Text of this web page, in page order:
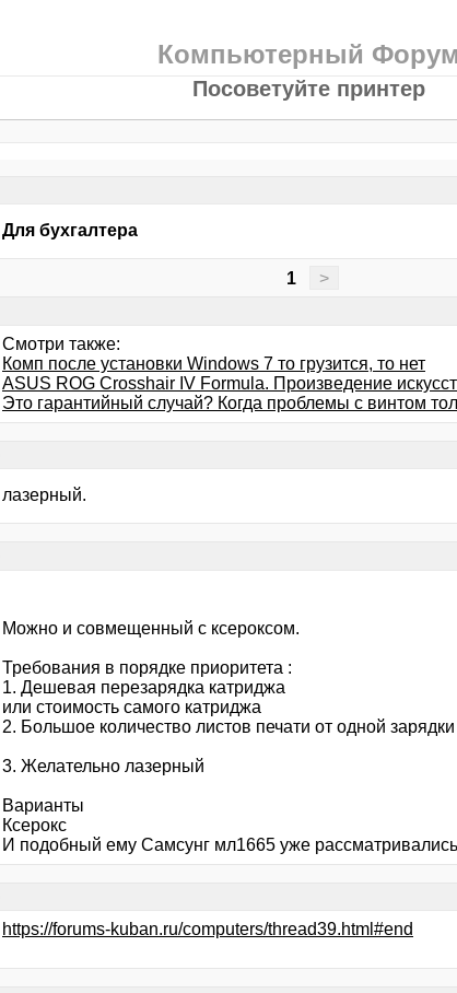
Компьютерный Форум
Посоветуйте принтер
Для бухгалтера
1 >
Смотри также:
Комп после установки Windows 7 то грузится, то нет
ASUS ROG Crosshair IV Formula. Произведение
Это гарантийный случай? Когда проблемы с винтом
лазерный.
Можно и совмещенный с ксероксом.
Требования в порядке приоритета :
1. Дешевая перезарядка катриджа
или стоимость самого катриджа
2. Большое количество листов печати от одной
3. Желательно лазерный
Варианты
Ксерокс
И подобный ему Самсунг мл1665 уже рассматривались
https://forums-kuban.ru/computers/thread39.html#end